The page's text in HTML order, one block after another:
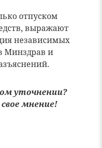
отпуском
выражают
независимых
Минздрав и
уточнении?
мнение!